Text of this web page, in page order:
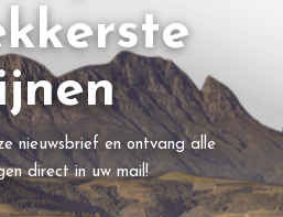
nieuwsbrief en ontvang alle
direct in uw mail!